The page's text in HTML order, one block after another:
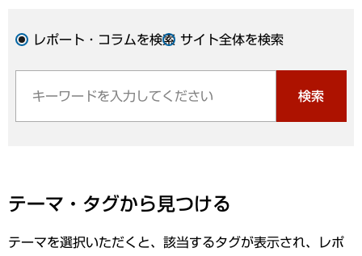
レポート・コラムを検索 サイト全体を検索
検索
テーマ・タグから見つける
テーマを選択いただくと、該当するタグが表示され、レポ